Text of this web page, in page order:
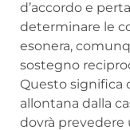
d’accordo e
determinare le
esonera,
sostegno
Questo significa
allontana dalla
dovrà